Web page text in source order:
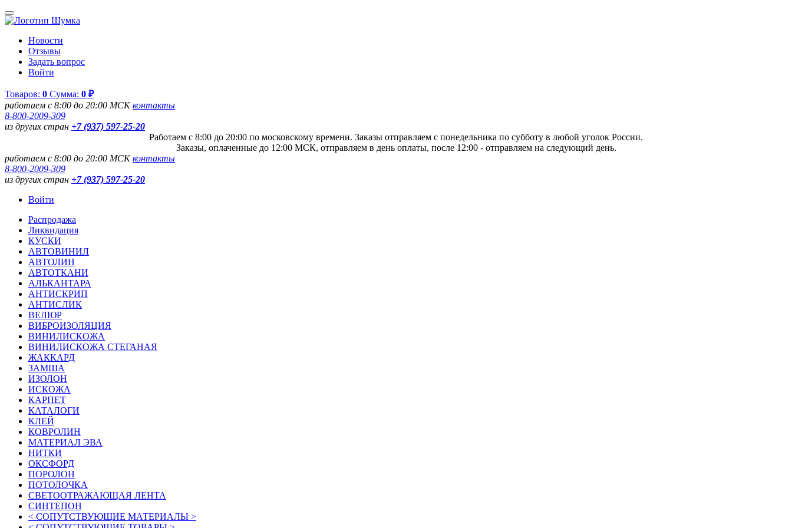
Новости
Отзывы
Задать вопрос
Войти
Товаров: 0 Сумма: 0 ₽
работаем с 8:00 до 20:00 МСКконтакты
8-800-2009-309
из других стран +7 (937) 597-25-20
Работаем с 8:00 до 20:00 по московскому времени. Заказы отправляем с понедельника по субботу в любой уголок России.
Заказы, оплаченные до 12:00 МСК, отправляем в день оплаты, после 12:00 - отправляем на следующий день.
работаем с 8:00 до 20:00 МСКконтакты
8-800-2009-309
из других стран +7 (937) 597-25-20
Войти
Распродажа
Ликвидация
КУСКИ
АВТОВИНИЛ
АВТОЛИН
АВТОТКАНИ
АЛЬКАНТАРА
АНТИСКРИП
АНТИСЛИК
ВЕЛЮР
ВИБРОИЗОЛЯЦИЯ
ВИНИЛИСКОЖА
ВИНИЛИСКОЖА СТЕГАНАЯ
ЖАККАРД
ЗАМША
ИЗОЛОН
ИСКОЖА
КАРПЕТ
КАТАЛОГИ
КЛЕЙ
КОВРОЛИН
МАТЕРИАЛ ЭВА
НИТКИ
ОКСФОРД
ПОРОЛОН
ПОТОЛОЧКА
СВЕТООТРАЖАЮЩАЯ ЛЕНТА
СИНТЕПОН
< СОПУТСТВУЮЩИЕ МАТЕРИАЛЫ >